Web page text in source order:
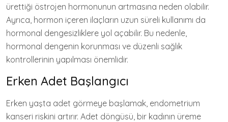
ürettiği östrojen hormonunun artmasına neden olabilir.
Ayrıca, hormon içeren ilaçların uzun süreli kullanımı da
hormonal dengesizliklere yol açabilir. Bu nedenle,
hormonal dengenin korunması ve düzenli sağlık
kontrollerinin yapılması önemlidir.
Erken Adet Başlangıcı
Erken yaşta adet görmeye başlamak, endometrium
kanseri riskini artırır. Adet döngüsü, bir kadının üreme